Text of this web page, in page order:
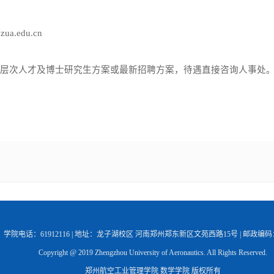
zua.edu.cn
次人才及博士研究生方案或最新招聘方案，待遇直接咨询人事处
学院电话：61912116 | 地址：龙子湖校区 河南郑州郑东新区文苑西路15号 | 邮政编码
Copyright @ 2019 Zhengzhou University of Aeronautics. All Rights Reserved.
郑州航空工业管理学院 数学学院 版权所有